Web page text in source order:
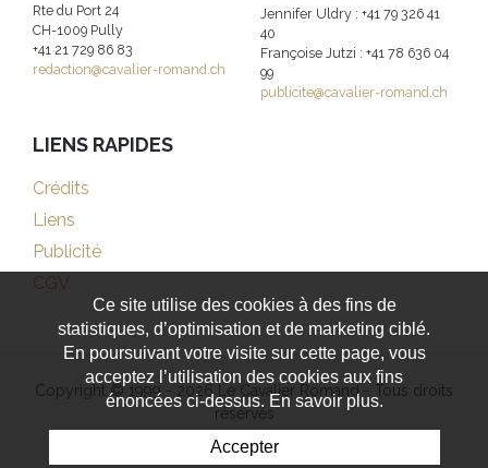
Rte du Port 24
CH-1009 Pully
+41 21 729 86 83
redaction@cavalier-romand.ch
Jennifer Uldry : +41 79 326 41
40
Françoise Jutzi : +41 78 636 04
99
publicite@cavalier-romand.ch
LIENS RAPIDES
Crédits
Liens
Publicité
CGV
Copyright © 1999 - 2026 Le Cavalier Romand - Tous droits
réservés
-Generated with IceCube2.Net
Ce site utilise des cookies à des fins de
statistiques, d’optimisation et de marketing ciblé.
En poursuivant votre visite sur cette page, vous
acceptez l’utilisation des cookies aux fins
énoncées ci-dessus. En savoir plus.
Accepter